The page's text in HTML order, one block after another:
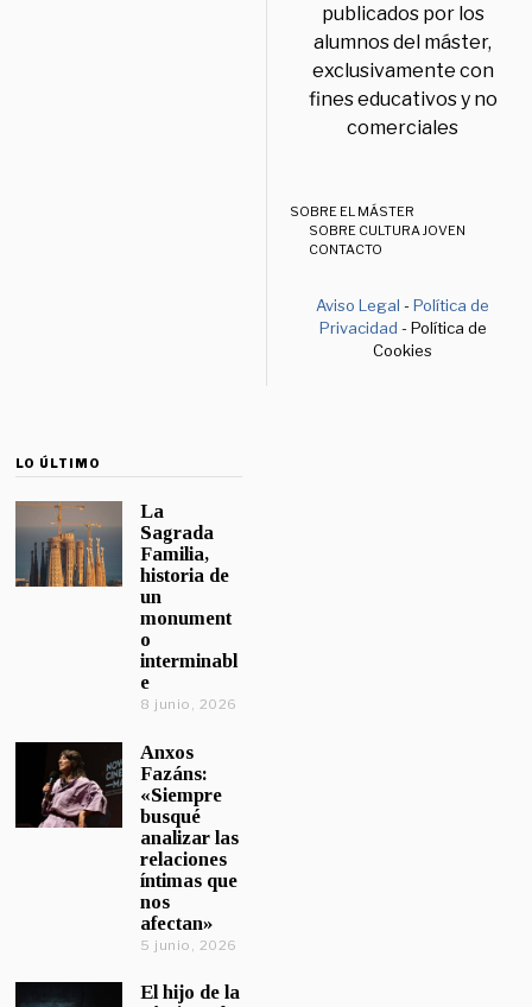
publicados por los
alumnos del máster,
exclusivamente con
fines educativos y no
comerciales
SOBRE EL MÁSTER
SOBRE CULTURA JOVEN
CONTACTO
Aviso Legal -Política de
Privacidad - Política de
Cookies
LO ÚLTIMO
La
Sagrada
Familia,
historia de
un
monument
o
interminabl
e
8 junio, 2026
Anxos
Fazáns:
«Siempre
busqué
analizar las
relaciones
íntimas que
nos
afectan»
5 junio, 2026
El hijo de la